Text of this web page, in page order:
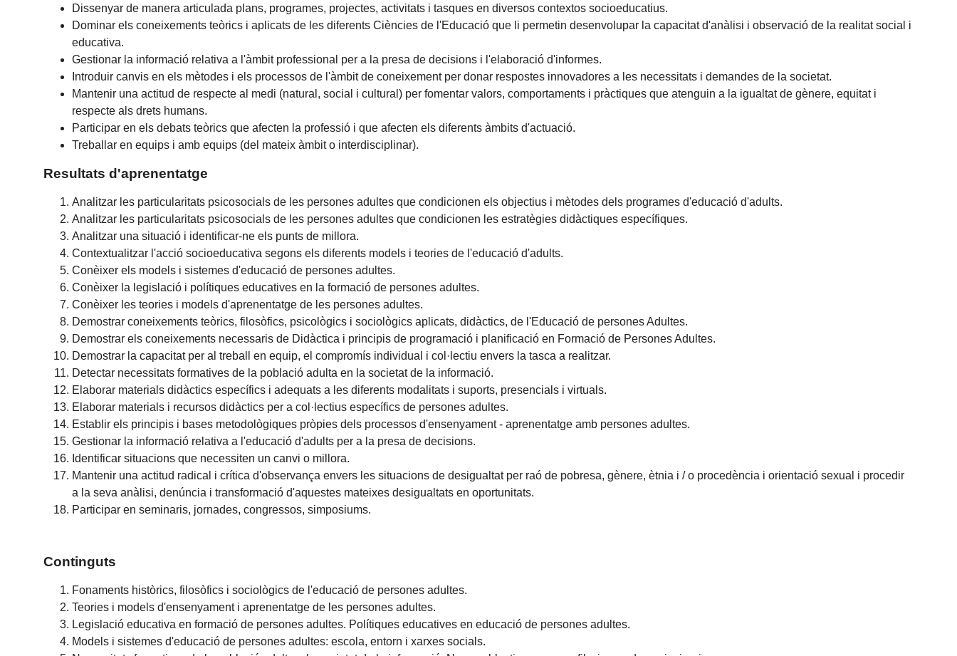
Dissenyar de manera articulada plans, programes, projectes, activitats i tasques en diversos contextos socioeducatius.
Dominar els coneixements teòrics i aplicats de les diferents Ciències de l'Educació que li permetin desenvolupar la capacitat d'anàlisi i observació de la realitat social i
educativa.
Gestionar la informació relativa a l'àmbit professional per a la presa de decisions i l'elaboració d'informes.
Introduir canvis en els mètodes i els processos de l'àmbit de coneixement per donar respostes innovadores a les necessitats i demandes de la societat.
Mantenir una actitud de respecte al medi (natural, social i cultural) per fomentar valors, comportaments i pràctiques que atenguin a la igualtat de gènere, equitat i
respecte als drets humans.
Participar en els debats teòrics que afecten la professió i que afecten els diferents àmbits d'actuació.
Treballar en equips i amb equips (del mateix àmbit o interdisciplinar).
Resultats d'aprenentatge
Analitzar les particularitats psicosocials de les persones adultes que condicionen els objectius i mètodes dels programes d'educació d'adults.
Analitzar les particularitats psicosocials de les persones adultes que condicionen les estratègies didàctiques específiques.
Analitzar una situació i identificar-ne els punts de millora.
Contextualitzar l'acció socioeducativa segons els diferents models i teories de l'educació d'adults.
Conèixer els models i sistemes d'educació de persones adultes.
Conèixer la legislació i polítiques educatives en la formació de persones adultes.
Conèixer les teories i models d'aprenentatge de les persones adultes.
Demostrar coneixements teòrics, filosòfics, psicològics i sociològics aplicats, didàctics, de l'Educació de persones Adultes.
Demostrar els coneixements necessaris de Didàctica i principis de programació i planificació en Formació de Persones Adultes.
Demostrar la capacitat per al treball en equip, el compromís individual i col·lectiu envers la tasca a realitzar.
Detectar necessitats formatives de la població adulta en la societat de la informació.
Elaborar materials didàctics específics i adequats a les diferents modalitats i suports, presencials i virtuals.
Elaborar materials i recursos didàctics per a col·lectius específics de persones adultes.
Establir els principis i bases metodològiques pròpies dels processos d'ensenyament - aprenentatge amb persones adultes.
Gestionar la informació relativa a l'educació d'adults per a la presa de decisions.
Identificar situacions que necessiten un canvi o millora.
Mantenir una actitud radical i crítica d'observança envers les situacions de desigualtat per raó de pobresa, gènere, ètnia i / o procedència i orientació sexual i procedir
a la seva anàlisi, denúncia i transformació d'aquestes mateixes desigualtats en oportunitats.
Participar en seminaris, jornades, congressos, simposiums.
Continguts
Fonaments històrics, filosòfics i sociològics de l'educació de persones adultes.
Teories i models d'ensenyament i aprenentatge de les persones adultes.
Legislació educativa en formació de persones adultes. Polítiques educatives en educació de persones adultes.
Models i sistemes d'educació de persones adultes: escola, entorn i xarxes socials.